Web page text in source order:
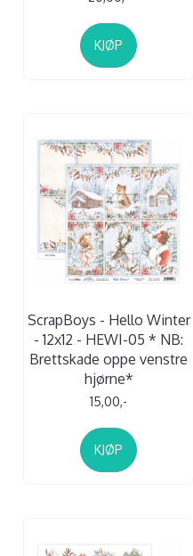
KJØP
ScrapBoys - Hello Winter
- 12x12 - HEWI-05 * NB:
Brettskade oppe venstre
hjørne*
15,00,-
KJØP